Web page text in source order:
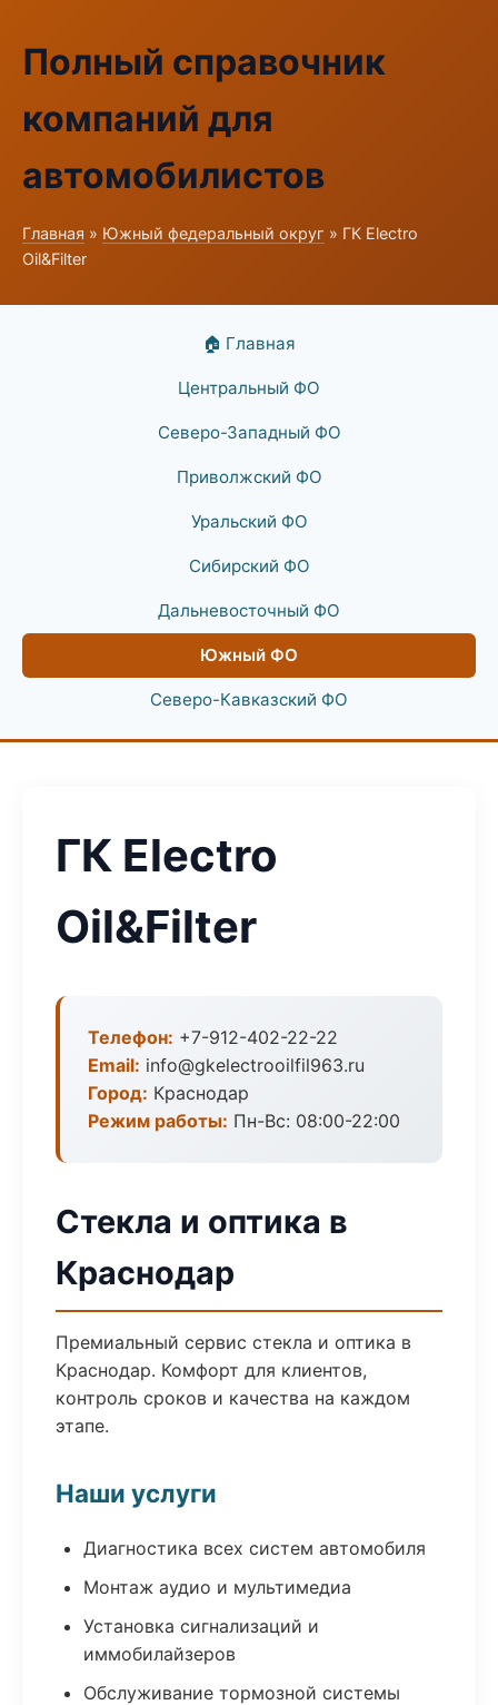
Полный справочник
компаний для
автомобилистов
Главная » Южный федеральный округ » ГК Electro
Oil&Filter
🏠 Главная
Центральный ФО
Северо-Западный ФО
Приволжский ФО
Уральский ФО
Сибирский ФО
Дальневосточный ФО
Южный ФО
Северо-Кавказский ФО
ГК Electro
Oil&Filter
Телефон: +7-912-402-22-22
Email: info@gkelectrooilfil963.ru
Город: Краснодар
Режим работы: Пн-Вс: 08:00-22:00
Стекла и оптика в
Краснодар
Премиальный сервис стекла и оптика в
Краснодар. Комфорт для клиентов,
контроль сроков и качества на каждом
этапе.
Наши услуги
Диагностика всех систем автомобиля
Монтаж аудио и мультимедиа
Установка сигнализаций и
иммобилайзеров
Обслуживание тормозной системы